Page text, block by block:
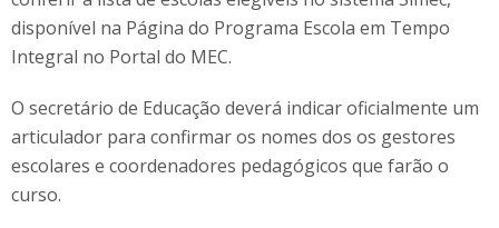
disponível na Página do Programa Escola em Tempo
Integral no Portal do MEC.
O secretário de Educação deverá indicar oficialmente um
articulador para confirmar os nomes dos os gestores
escolares e coordenadores pedagógicos que farão o
curso.